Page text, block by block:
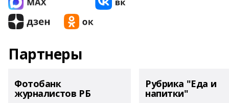
Партнеры
Фотобанк
журналистов РБ
Рубрика "Еда и
напитки"